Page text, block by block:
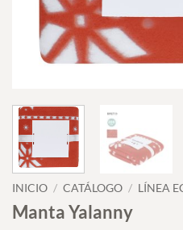
INICIO / CATÁLOGO / LÍNEA
Manta Yalanny